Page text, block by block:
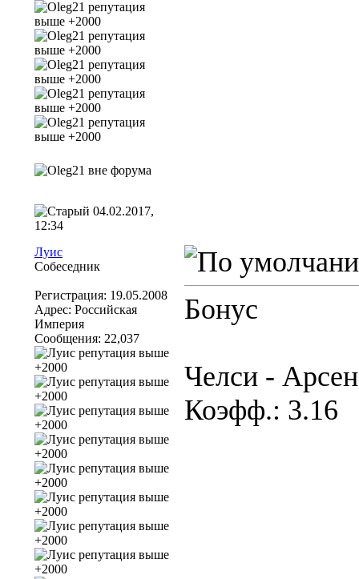
04.02.2017,
12:34
Луис
Собеседник
Регистрация: 19.05.2008
Адрес: Российская
Империя
Сообщения: 22,037
Бонус
Челси -
Коэфф.: 3.16